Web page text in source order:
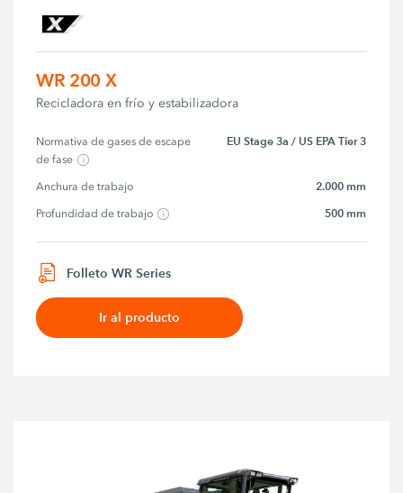
WR 200 X
Recicladora en frío y estabilizadora
Normativa de gases de escape
de fase
EU Stage 3a / US EPA Tier 3
Anchura de trabajo 2.000 mm
Profundidad de trabajo 500 mm
Folleto WR Series
Ir al producto